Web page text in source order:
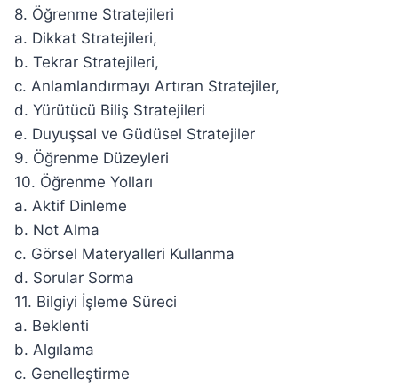
8. Öğrenme Stratejileri
a. Dikkat Stratejileri,
b. Tekrar Stratejileri,
c. Anlamlandırmayı Artıran Stratejiler,
d. Yürütücü Biliş Stratejileri
e. Duyuşsal ve Güdüsel Stratejiler
9. Öğrenme Düzeyleri
10. Öğrenme Yolları
a. Aktif Dinleme
b. Not Alma
c. Görsel Materyalleri Kullanma
d. Sorular Sorma
11. Bilgiyi İşleme Süreci
a. Beklenti
b. Algılama
c. Genelleştirme